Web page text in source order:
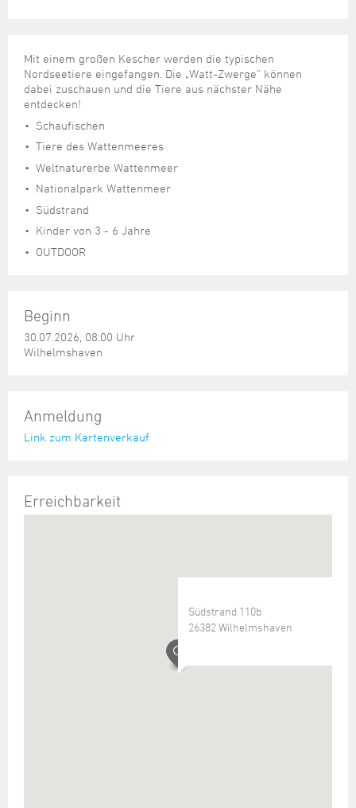
Verkehr und Mobilität
Wohnen, Bauen
Wahlen
Studium
Umzug und Neubürger
Politik & Verwaltung
Ratsinformationssystem
Städtische Dienststellen
Unterstützung für ExistenzgründerInnen
Stadtbibliothek
Volkshochschule
Weiterbildung
Museen und Ausstellungen
Schiffe, Häfen und Meer erleben
Städtepartnerschaften
Stadtpark
Tag des offenen Denkmals
Mit einem großen Kescher werden die typischen
Nordseetiere eingefangen. Die „Watt-Zwerge“ können
dabei zuschauen und die Tiere aus nächster Nähe
entdecken!
Schaufischen
Tiere des Wattenmeeres
Weltnaturerbe Wattenmeer
Nationalpark Wattenmeer
Südstrand
Kinder von 3 - 6 Jahre
OUTDOOR
Beginn
30.07.2026, 08:00 Uhr
Wilhelmshaven
Anmeldung
Link zum Kartenverkauf
Erreichbarkeit
Südstrand 110b
26382 Wilhelmshaven